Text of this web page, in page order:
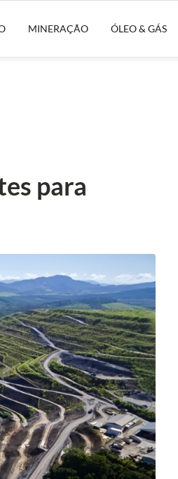
MINERAÇÃO ÓLEO & GÁS
para